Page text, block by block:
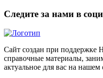
Следите за нами в
Сайт создан при поддержке
справочные материалы,
актуальное для вас на